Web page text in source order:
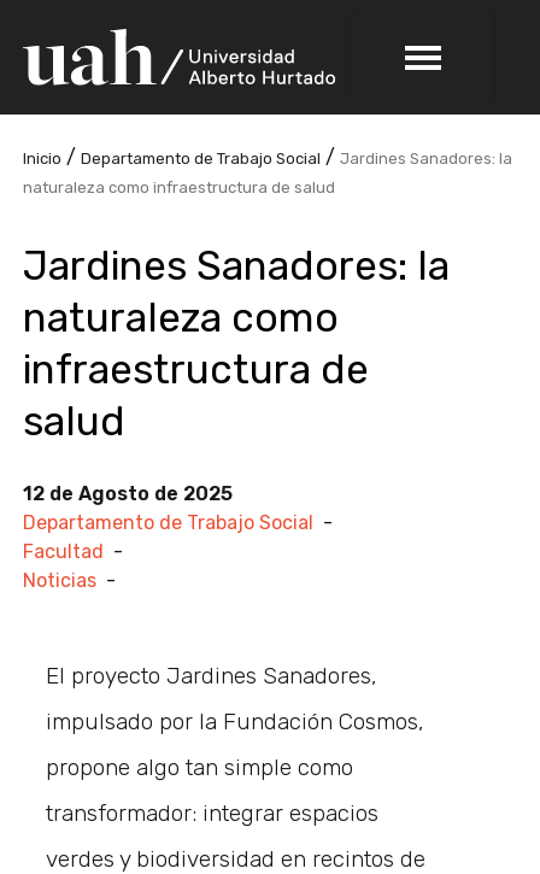
Inicio /Departamento de Trabajo Social /Jardines Sanadores: la
naturaleza como infraestructura de salud
Jardines Sanadores: la
naturaleza como
infraestructura de
salud
12 de Agosto de 2025
Departamento de Trabajo Social
-
Facultad
-
Noticias -
El proyecto Jardines Sanadores,
impulsado por la Fundación Cosmos,
propone algo tan simple como
transformador: integrar espacios
verdes y biodiversidad en recintos de